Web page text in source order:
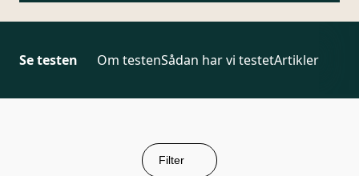
Se testen Om testenSådan har vi testetArtikler
Filter